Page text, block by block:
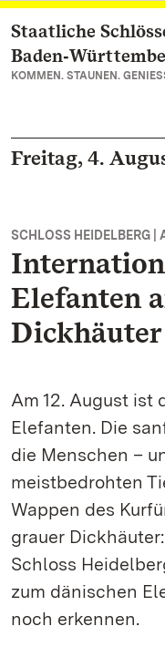
Zum Hauptinhalt
Staatliche
KOMMEN. STAUNEN.
Freitag, 4.
SCHLOSS HEIDELBERG |
Elefanten
Am 12. August ist
Elefanten. Die
die Menschen –
meistbedrohten
Wappen des
grauer
Schloss
zum dänischen
noch erkennen.